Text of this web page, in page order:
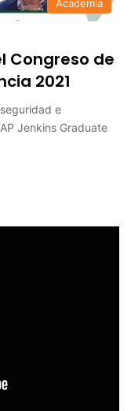
Academia
Congreso de
2021
e
Jenkins Graduate